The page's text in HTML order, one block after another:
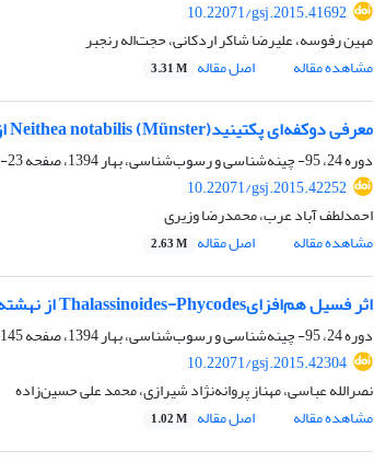
10.22071/gsj.2015.41692
مهین رفوسه، علیرضا شاکر اردکانی، حجت‌‌اله رنجبر
مشاهده مقاله
اصل مقاله 3.31 M
معرفی دوکفه‌ای پکتینید(Münster) Neithea notabilis از نهشته‌های آپتین ناحیه باغین، باختر کرمان، ایران
دوره 24، 95- چینه‌شناسی و رسوب‌شناسی، بهار 1394، صفحه
23-30
10.22071/gsj.2015.42252
احمدلطف آباد عرب، محمدرضا وزیری
مشاهده مقاله
اصل مقاله 2.63 M
اثر فسیل هم‌افزایThalassinoides-Phycodes از نهشته‌‌های آلبین–سنومانین گزک، جنوب کرمان
دوره 24، 95- چینه‌شناسی و رسوب‌شناسی، بهار 1394، صفحه
145-152
10.22071/gsj.2015.42304
نصرالله عباسی، مهناز پروانه‌نژاد شیرازی، محمد علی حسین‌زاده
مشاهده مقاله
اصل مقاله 1.02 M